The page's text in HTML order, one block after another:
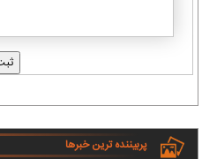
پربیننده ترین خبرها